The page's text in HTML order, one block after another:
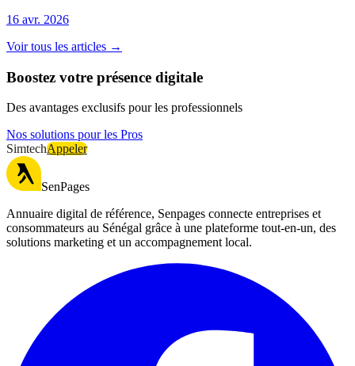
16 avr. 2026
Voir tous les articles →
Boostez votre présence digitale
Des avantages exclusifs pour les professionnels
Nos solutions pour les Pros
SimtechAppeler
SenPages
Annuaire digital de référence, Senpages connecte entreprises et
consommateurs au Sénégal grâce à une plateforme tout-en-un, des
solutions marketing et un accompagnement local.